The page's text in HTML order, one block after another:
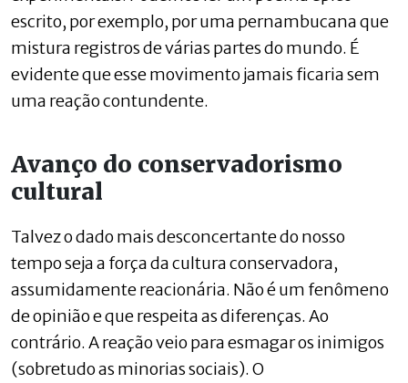
escrito, por exemplo, por uma pernambucana que
mistura registros de várias partes do mundo. É
evidente que esse movimento jamais ficaria sem
uma reação contundente.
Avanço do conservadorismo
cultural
Talvez o dado mais desconcertante do nosso
tempo seja a força da cultura conservadora,
assumidamente reacionária. Não é um fenômeno
de opinião e que respeita as diferenças. Ao
contrário. A reação veio para esmagar os inimigos
(sobretudo as minorias sociais). O